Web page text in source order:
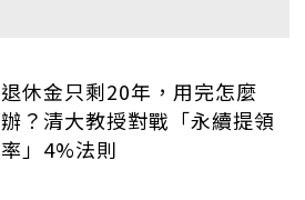
退休金只剩20年，用完怎麼
辦？清大教授對戰「永續提領
率」4%法則